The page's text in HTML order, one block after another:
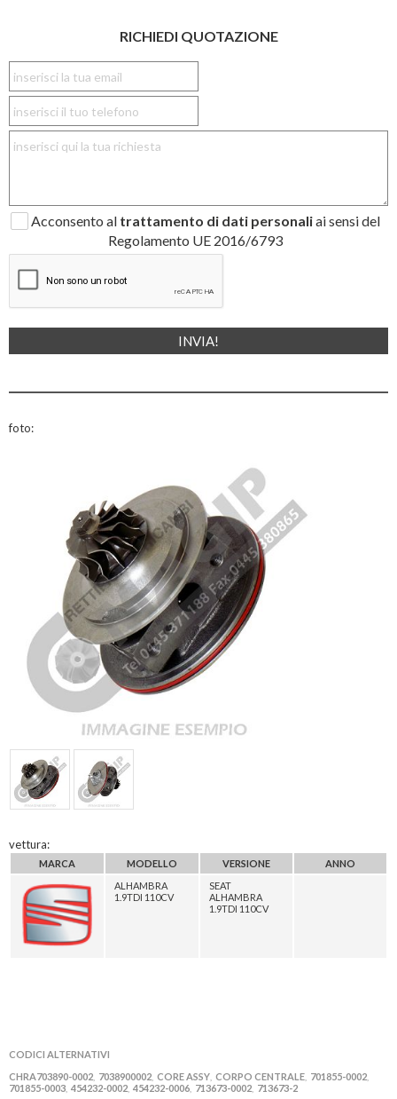
RICHIEDI QUOTAZIONE
Acconsento al trattamento di dati personaliai sensi del
Regolamento UE 2016/6793
foto:
vettura:
MARCA MODELLO VERSIONE
ANNO
ALHAMBRA
1.9TDI 110CV
SEAT
ALHAMBRA
1.9TDI 110CV
CODICI ALTERNATIVI
CHRA703890-0002 7038900002 CORE ASSY CORPO CENTRALE 701855-0002
701855-0003 454232-0002 454232-0006 713673-0002 713673-2